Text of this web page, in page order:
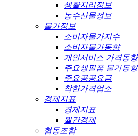
생활지리정보
농수산물정보
물가정보
소비자물가지수
소비자물가동향
개인서비스 가격동향
주요생필품 물가동향
주요공공요금
착한가격업소
경제지표
경제지표
월간경제
협동조합